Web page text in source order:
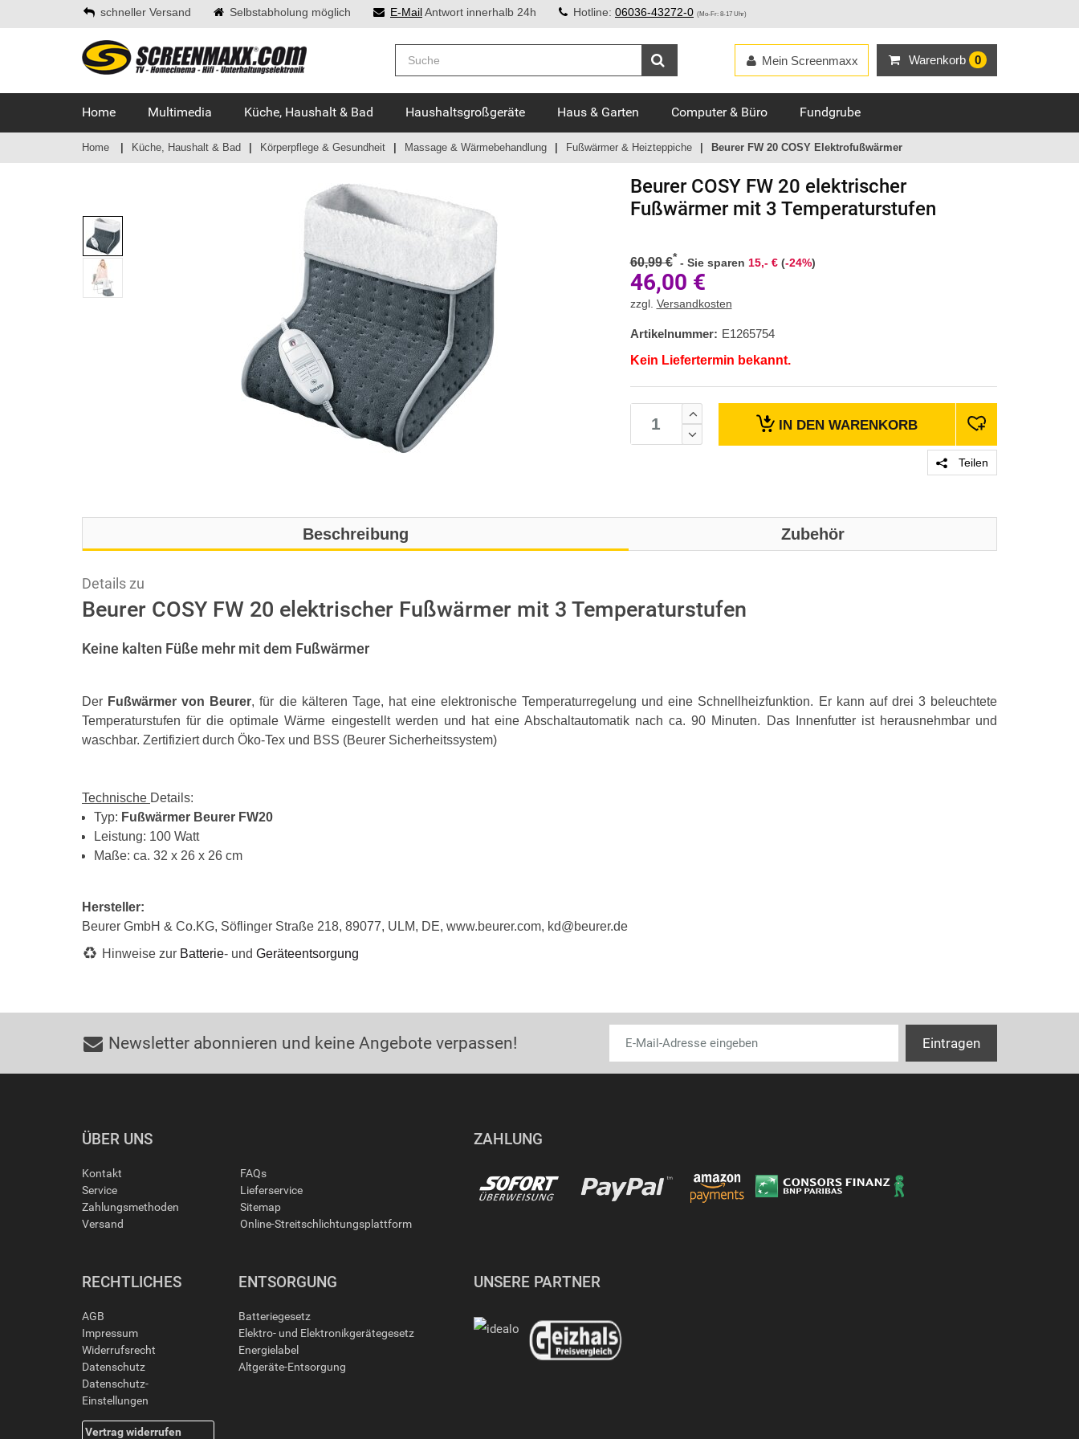
schneller Versand Selbstabholung möglich E-MailAntwort innerhalb 24h Hotline: 06036-43272-0 (Mo-Fr: 8-17 Uhr)
Warenkorb 0
Mein Screenmaxx
Home Multimedia Küche, Haushalt & Bad Haushaltsgroßgeräte Haus & Garten Computer & Büro Fundgrube
Home Küche, Haushalt & Bad Körperpflege & Gesundheit Massage & Wärmebehandlung Fußwärmer & Heizteppiche Beurer FW 20 COSY Elektrofußwärmer
Beurer COSY FW 20 elektrischer
Fußwärmer mit 3 Temperaturstufen
60,99 €* - Sie sparen 15,- €(-24%)
46,00 €
zzgl. Versandkosten
Artikelnummer: E1265754
Kein Liefertermin bekannt.
IN DEN WARENKORB
Teilen
Beschreibung Zubehör
Details zu
Beurer COSY FW 20 elektrischer Fußwärmer mit 3 Temperaturstufen
Keine kalten Füße mehr mit dem Fußwärmer
Der Fußwärmer von Beurer, für die kälteren Tage, hat eine elektronische Temperaturregelung und eine Schnellheizfunktion. Er kann auf drei 3 beleuchtete
Temperaturstufen für die optimale Wärme eingestellt werden und hat eine Abschaltautomatik nach ca. 90 Minuten. Das Innenfutter ist herausnehmbar und
waschbar. Zertifiziert durch Öko-Tex und BSS (Beurer Sicherheitssystem)
Technische Details:
Typ: Fußwärmer Beurer FW20
Leistung: 100 Watt
Maße: ca. 32 x 26 x 26 cm
Hersteller:
Beurer GmbH & Co.KG, Söflinger Straße 218, 89077, ULM, DE, www.beurer.com, kd@beurer.de
Hinweise zur Batterie- und Geräteentsorgung
Newsletter abonnieren und keine Angebote verpassen!
ÜBER UNS
Kontakt
Service
Zahlungsmethoden
Versand
FAQs
Lieferservice
Sitemap
Online-Streitschlichtungsplattform
ZAHLUNG
RECHTLICHES
AGB
Impressum
Widerrufsrecht
Datenschutz
Datenschutz-
Einstellungen
Vertrag widerrufen
ENTSORGUNG
Batteriegesetz
Elektro- und Elektronikgerätegesetz
Energielabel
Altgeräte-Entsorgung
UNSERE PARTNER